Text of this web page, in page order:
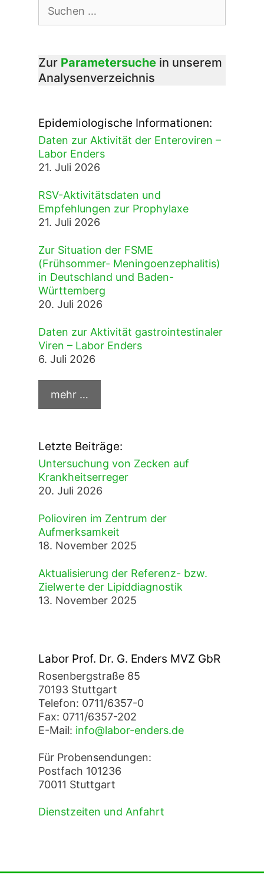
nach:
Zur Parametersuche in unserem
Analysenverzeichnis
Epidemiologische Informationen:
Daten zur Aktivität der Enteroviren –
Labor Enders
21. Juli 2026
RSV-Aktivitätsdaten und
Empfehlungen zur Prophylaxe
21. Juli 2026
Zur Situation der FSME
(Frühsommer- Meningoenzephalitis)
in Deutschland und Baden-
Württemberg
20. Juli 2026
Daten zur Aktivität gastrointestinaler
Viren – Labor Enders
6. Juli 2026
Letzte Beiträge:
Untersuchung von Zecken auf
Krankheitserreger
20. Juli 2026
Polioviren im Zentrum der
Aufmerksamkeit
18. November 2025
Aktualisierung der Referenz- bzw.
Zielwerte der Lipiddiagnostik
13. November 2025
Labor Prof. Dr. G. Enders MVZ GbR
Rosenbergstraße 85
70193 Stuttgart
Telefon: 0711/6357-0
Fax: 0711/6357-202
E-Mail: info@labor-enders.de
Für Probensendungen:
Postfach 101236
70011 Stuttgart
Dienstzeiten und Anfahrt